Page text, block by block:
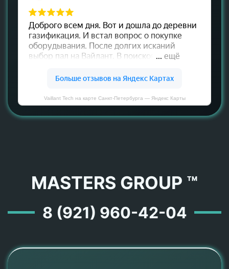
Vaillant Tech на карте Санкт‑Петербурга — Яндекс Карты
MASTERS GROUP ™
8 (921) 960-42-04